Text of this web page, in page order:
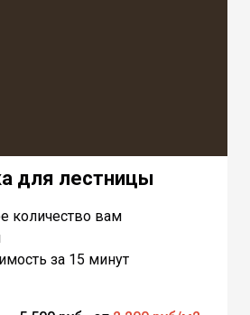
для лестницы
количество вам
за 15 минут